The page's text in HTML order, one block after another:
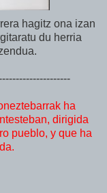
hagitz ona izan
du herria
ha
dirigida
pueblo, y que ha